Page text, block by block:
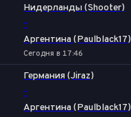
Нидерланды (Shooter)
-
Аргентина (Paulblack17)
Сегодня в 17:46
Германия (Jiraz)
-
Аргентина (Paulblack17)